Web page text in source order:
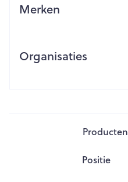
Merken
Organisaties
Producten
Sorteer op: